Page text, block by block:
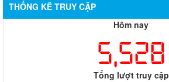
THỐNG KÊ TRUY CẬP
Hôm nay
5,528
Tổng lượt truy cập